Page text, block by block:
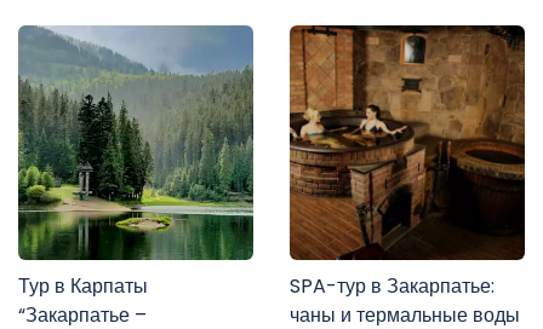
Тур в Карпаты
“Закарпатье –
SPA-тур в Закарпатье:
чаны и термальные воды